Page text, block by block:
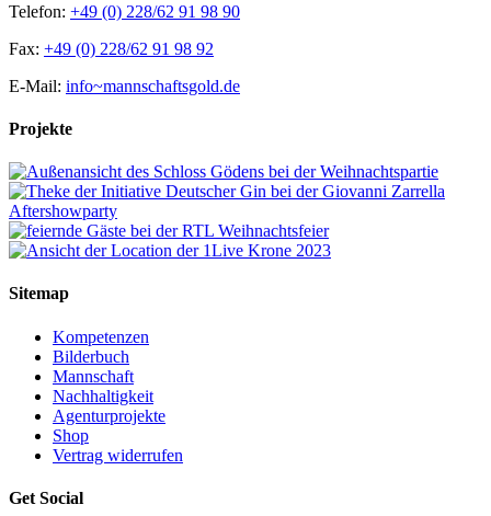
Telefon: +49 (0) 228/62 91 98 90
Fax: +49 (0) 228/62 91 98 92
E-Mail: info~mannschaftsgold.de
Projekte
Sitemap
Kompetenzen
Bilderbuch
Mannschaft
Nachhaltigkeit
Agenturprojekte
Shop
Vertrag widerrufen
Get Social